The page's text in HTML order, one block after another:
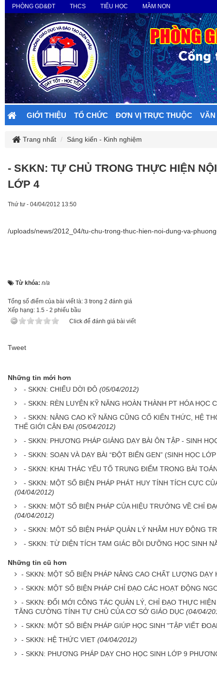
PHÒNG GD&ĐT THCS TIỂU HỌC MẦM NON
GIỚI THIỆU TỔ CHỨC ĐƠN VỊ TRỰC THUỘC
Trang nhất Sáng kiến - Kinh nghiệm
- SKKN: TỰ CHỦ TRONG THỰC HIỆN
LỚP 4
Thứ tư - 04/04/2012 13:50
/uploads/news/2012_04/tu-chu-trong-thuc-hien-noi-dung-va-
Từ khóa: n/a
Tổng số điểm của bài viết là: 3 trong 2 đánh giá
Xếp hạng: 1.5 - 2 phiếu bầu
Click để đánh giá bài viết
Tweet
Những tin mới hơn
- SKKN: CHIẾU DỜI ĐÔ (05/04/2012)
- SKKN: RÈN LUYỆN KỸ NĂNG HOÀN THÀNH PT HÓA HỌC
- SKKN: NÂNG CAO KỸ NĂNG CŨNG CỐ KIẾN THỨC, HỆ
THẾ GIỚI CẬN ĐẠI (05/04/2012)
- SKKN: PHƯƠNG PHÁP GIẢNG DẠY BÀI ÔN TẬP - SINH
- SKKN: SOẠN VÀ DẠY BÀI “ĐỘT BIẾN GEN” (SINH HỌC
- SKKN: KHAI THÁC YẾU TỐ TRUNG ĐIỂM TRONG BÀI
- SKKN: MỘT SỐ BIỆN PHÁP PHÁT HUY TÍNH TÍCH CỰC
(04/04/2012)
- SKKN: MỘT SỐ BIỆN PHÁP CỦA HIỆU TRƯỞNG VỀ CHỈ
(04/04/2012)
- SKKN: MỘT SỐ BIỆN PHÁP QUẢN LÝ NHẰM HUY ĐỘNG
- SKKN: TỪ DIỆN TÍCH TAM GIÁC BỒI DƯỠNG HỌC SINH
Những tin cũ hơn
- SKKN: MỘT SỐ BIỆN PHÁP NÂNG CAO CHẤT LƯỢNG DẠY
- SKKN: MỘT SỐ BIỆN PHÁP CHỈ ĐẠO CÁC HOẠT ĐỘNG
- SKKN: ĐỔI MỚI CÔNG TÁC QUẢN LÝ, CHỈ ĐẠO THỰC
TĂNG CƯỜNG TÍNH TỰ CHỦ CỦA CƠ SỞ GIÁO DỤC (04/04/
- SKKN: MỘT SỐ BIỆN PHÁP GIÚP HỌC SINH "TẬP VIẾT
- SKKN: HỆ THỨC VIET (04/04/2012)
- SKKN: PHƯƠNG PHÁP DẠY CHO HỌC SINH LỚP 9